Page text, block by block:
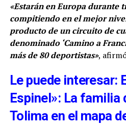
«Estarán en Europa durante
compitiendo en el mejor
producto de un circuito de
denominado ‘Camino a
más de 80 deportistas»,
Le puede interesar:
Espinel»: La familia
Tolima en el mapa